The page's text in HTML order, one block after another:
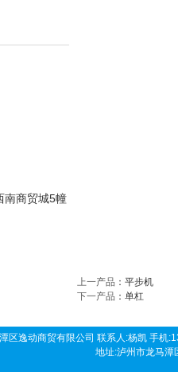
南商贸城5幢
上一产品 ： 平步机
下一产品 ： 单杠
区逸动商贸有限公司 联系人:杨凯 手
地址:泸州市龙马